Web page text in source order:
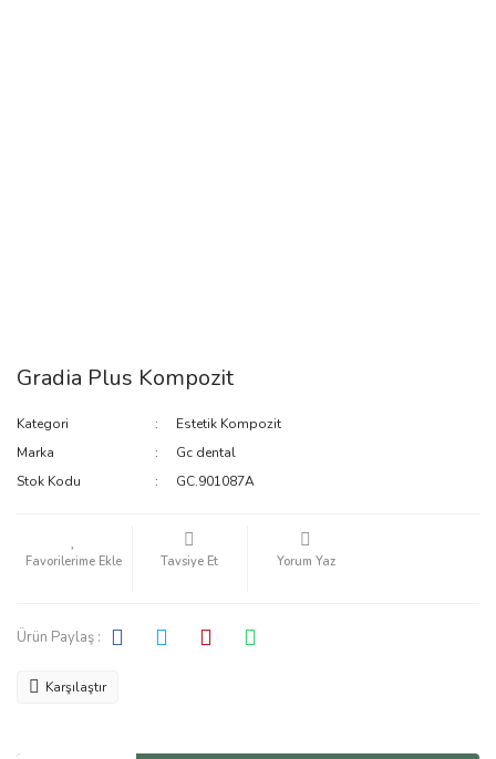
Gradia Plus Kompozit
Kategori
Estetik Kompozit
Marka
Gc dental
Stok Kodu
GC.901087A
Tavsiye Et Yorum Yaz
Ürün Paylaş :
Karşılaştır